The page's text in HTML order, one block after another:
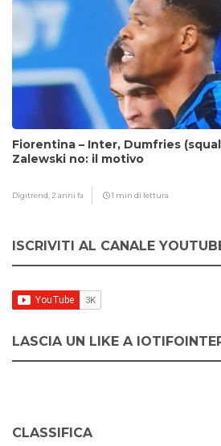
Fiorentina – Inter, Dumfries
Zalewski no: il motivo
Digitrend, 2 anni fa 1 min di lettura
ISCRIVITI AL CANALE
LASCIA UN LIKE A
CLASSIFICA